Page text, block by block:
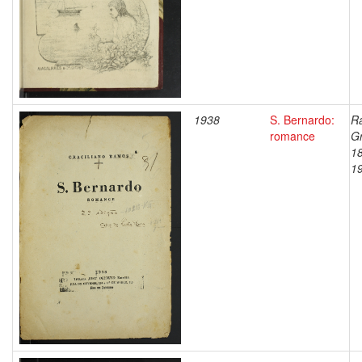
1938
S. Bernardo:
romance